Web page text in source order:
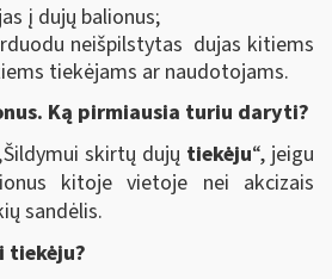
į dujų balionus;
neišpilstytas dujas kitiems
tiekėjams ar naudotojams.
Ką pirmiausia turiu daryti?
skirtų dujų tiekėju“, jeigu
kitoje vietoje nei akcizais
sandėlis.
tiekėju?